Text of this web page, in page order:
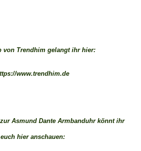
von Trendhim gelangt ihr hier:
www.trendhim.de
Asmund Dante Armbanduhr könnt ihr
euch hier anschauen: